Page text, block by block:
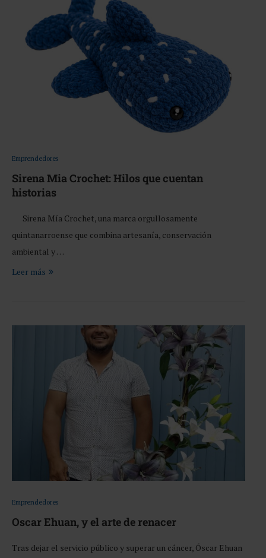
Emprendedores
Sirena Mia Crochet: Hilos que cuentan
historias
Sirena Mía Crochet, una marca orgullosamente
quintanarroense que combina artesanía, conservación
ambiental y …
Leer más
Emprendedores
Oscar Ehuan, y el arte de renacer
Tras dejar el servicio público y superar un cáncer, Óscar Ehuan